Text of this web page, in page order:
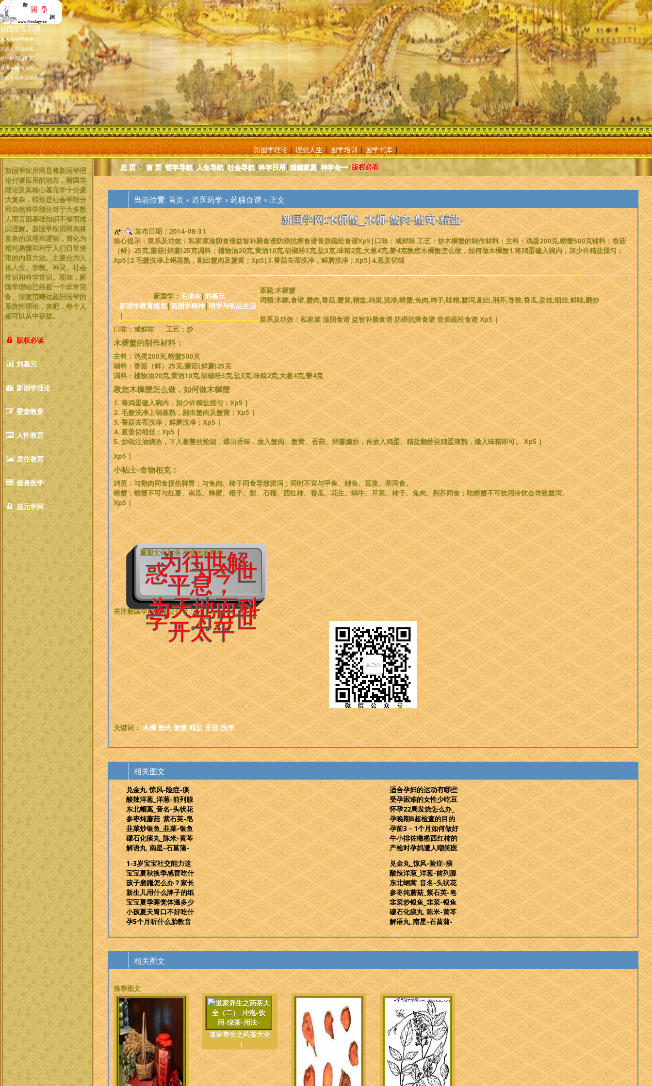
新国学应用网
真实人生与希望
穿越人类旧迷雾
精神归宿与家园
灵魂神仙与修养
新国学新希望新人生
新国学理论|理想人生|国学培训|国学书库|
新国学应用网是将新国学理
论付诸应用的地方，新国学
理论及其核心基元学十分庞
大复杂，特别是社会学部分
和自然科学部分对于大多数
人而言因基础知识不够而难
以理解。新国学应用网则将
复杂的原理和逻辑，简化为
相对易懂和利于人们日常使
用的内容方法。主要分为人
体人生、宗教、神灵、社会
常识和科学常识。现在，新
国学理论已经是一个非常完
备、深度范畴远超旧国学的
系统性理论， 来吧，每个人
都可以从中获益。
版权必读
刘基元
新国学理论
婴童教育
人性教育
居住教育
健身医学
基元学网
总 页>|首 页|哲学导航| 人生导航|社会导航|科学日用 |婚姻家庭|神学合一|版权必看
当前位置: 首页» 道医药学 » 药膳食谱» 正文
新国学网:木樨蟹_木樨-蟹肉-蟹黄-精盐-
发布日期：2014-08-31
核心提示：菜系及功效：私家菜滋阴食谱益智补脑食谱防癌抗癌食谱骨质疏松食谱Xp5|口味：咸鲜味 工艺：炒木樨蟹的制作材料：主料：鸡蛋200克,螃蟹500克辅料：香菇
（鲜）25克,蘑菇(鲜蘑)25克调料：植物油20克,黄酒10克,胡椒粉3克,盐3克,味精2克,大葱4克,姜4克教您木樨蟹怎么做，如何做木樨蟹1.将鸡蛋磕入碗内，加少许精盐搅匀；
Xp5|2.毛蟹洗净上锅蒸熟，剔出蟹肉及蟹黄；Xp5|3.香菇去蒂洗净，鲜蘑洗净；Xp5|4.葱姜切细
新国学：毛泽东|刘基元
新国学教育概览|新国学精神|明学与明品生活
|
原题:木樨蟹
词频:木樨,食谱,蟹肉,香菇,蟹黄,精盐,鸡蛋,洗净,螃蟹,兔肉,柿子,味精,腹泻,剔出,荆芥,导致,香瓜,姜丝,细丝,鲜味,翻炒
菜系及功效：私家菜 滋阴食谱 益智补脑食谱 防癌抗癌食谱 骨质疏松食谱 Xp5 |
口味：咸鲜味 工艺：炒
木樨蟹的制作材料：
主料：鸡蛋200克,螃蟹500克
辅料：香菇（鲜）25克,蘑菇(鲜蘑)25克
调料：植物油20克,黄酒10克,胡椒粉3克,盐3克,味精2克,大葱4克,姜4克
教您木樨蟹怎么做，如何做木樨蟹
1. 将鸡蛋磕入碗内，加少许精盐搅匀；Xp5 |
2. 毛蟹洗净上锅蒸熟，剔出蟹肉及蟹黄；Xp5 |
3. 香菇去蒂洗净，鲜蘑洗净；Xp5 |
4. 葱姜切细丝；Xp5 |
5. 炒锅注油烧热，下入葱姜丝炝锅，爆出香味，放入蟹肉、蟹黄、香菇、鲜蘑煸炒，再放入鸡蛋、精盐翻炒至鸡蛋液熟，撒入味精即可。 Xp5 |
Xp5 |
小帖士-食物相克：
鸡蛋：与鹅肉同食损伤脾胃；与兔肉、柿子同食导致腹泻；同时不宜与甲鱼、鲤鱼、豆浆、茶同食。
螃蟹：螃蟹不可与红薯、南瓜、蜂蜜、橙子、梨、石榴、西红柿、香瓜、花生、蜗牛、芹菜、柿子、兔肉、荆芥同食；吃螃蟹不可饮用冷饮会导致腹泻。
Xp5 |
重塑文化标准 再造民族精神
为往世解
惑，为今世
平息，
为天地而科
学，为万世
开太平
关注新国学网微信公众号：
关键词： 木樨 蟹肉 蟹黄 精盐 香菇 洗净
相关图文
兑金丸_惊风-险症-痰
酸辣洋葱_洋葱-前列腺
东北蛔蒿_音名-头状花
参枣炖蘑菇_紫石英-皂
韭菜炒银鱼_韭菜-银鱼
礞石化痰丸_陈米-黄芩
解语丸_南星-石菖蒲-
适合孕妇的运动有哪些
受孕困难的女性少吃豆
怀孕22周发烧怎么办_
孕晚期B超检查的目的
孕前3－1个月如何做好
牛小排佐橄榄西红柿的
产检时孕妈遭人嘲笑医
1-3岁宝宝社交能力这
宝宝夏秋换季感冒吃什
孩子磨蹭怎么办？家长
新生儿用什么牌子的纸
宝宝夏季睡觉体温多少
小孩夏天胃口不好吃什
孕5个月听什么胎教音
兑金丸_惊风-险症-痰
酸辣洋葱_洋葱-前列腺
东北蛔蒿_音名-头状花
参枣炖蘑菇_紫石英-皂
韭菜炒银鱼_韭菜-银鱼
礞石化痰丸_陈米-黄芩
解语丸_南星-石菖蒲-
相关图文
推荐图文
道家养生之药茶大全
（